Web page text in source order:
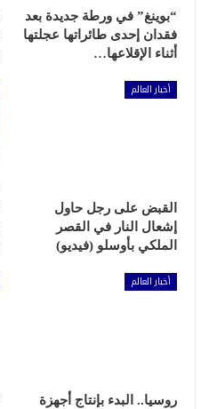
“بوينغ” في ورطة جديدة بعد
فقدان إحدى طائراتها عجلتها
أثناء الإقلاعها…
أخبار العالم
القبض على رجل حاول
إشعال النار في القصر
الملكي بأوسلو (فيديو)
أخبار العالم
روسيا.. البدء بإنتاج أجهزة